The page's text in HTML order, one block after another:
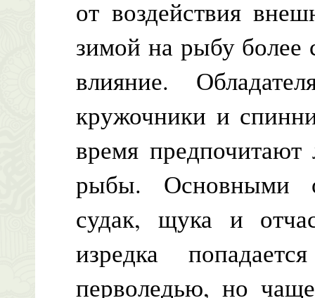
от воздействия
зимой на рыбу более
влияние.
кружочники и
время
рыбы. Основными
судак, щука и
изредка
перволедью, но